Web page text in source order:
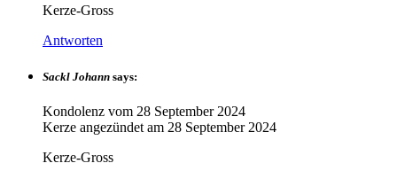
Kerze-Gross
Antworten
Sackl Johann says:
Kondolenz vom 28 September 2024
Kerze angezündet am 28 September 2024
Kerze-Gross